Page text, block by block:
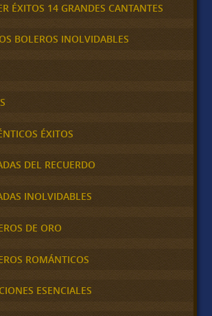
ÉXITOS 14 GRANDES CANTANTES
BOLEROS INOLVIDABLES
ÉXITOS
DEL RECUERDO
INOLVIDABLES
DE ORO
ROMÁNTICOS
ESENCIALES